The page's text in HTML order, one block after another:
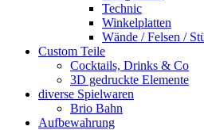
Technic
Winkelplatten
Wände / Felsen /
Custom Teile
Cocktails, Drinks & Co
3D gedruckte Elemente
diverse Spielwaren
Brio Bahn
Aufbewahrung